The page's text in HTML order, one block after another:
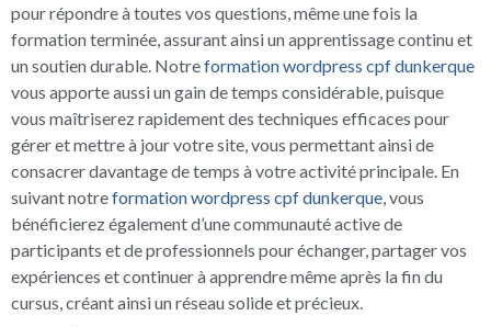
pour répondre à toutes vos questions, même une fois la
formation terminée, assurant ainsi un apprentissage continu et
un soutien durable. Notreformation wordpress cpf dunkerque
vous apporte aussi un gain de temps considérable, puisque
vous maîtriserez rapidement des techniques efficaces pour
gérer et mettre à jour votre site, vous permettant ainsi de
consacrer davantage de temps à votre activité principale. En
suivant notreformation wordpress cpf dunkerque, vous
bénéficierez également d’une communauté active de
participants et de professionnels pour échanger, partager vos
expériences et continuer à apprendre même après la fin du
cursus, créant ainsi un réseau solide et précieux.